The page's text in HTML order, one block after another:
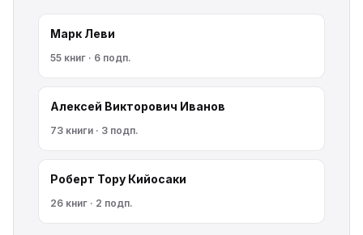
Марк Леви
55 книг · 6 подп.
Алексей Викторович Иванов
73 книги · 3 подп.
Роберт Тору Кийосаки
26 книг · 2 подп.